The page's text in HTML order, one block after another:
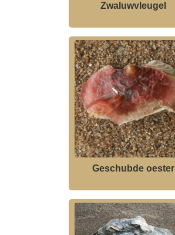
Zwaluwvleugel
Geschubde oester